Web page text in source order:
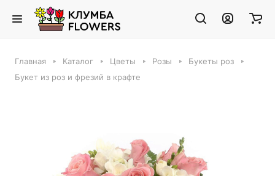
Главная Каталог Цветы Розы
Букеты роз
Букет из роз и фрезий в крафте